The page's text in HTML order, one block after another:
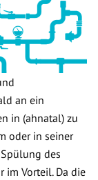
an ein
in (ahnatal) zu
oder in seiner
des
im Vorteil. Da die